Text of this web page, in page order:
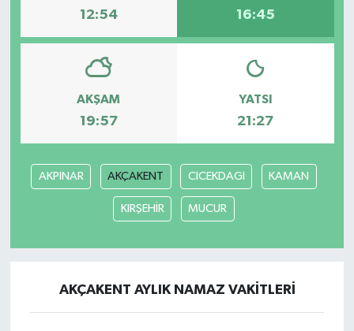
12:54 16:45
AKŞAM
19:57
YATSI
21:27
AKPINAR AKÇAKENT CICEKDAGI KAMAN
KIRŞEHİR MUCUR
AKÇAKENT AYLIK NAMAZ VAKITLERI